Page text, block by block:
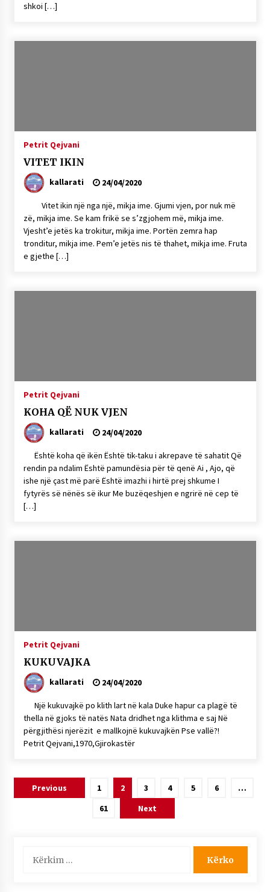
shkoi […]
Petrit Qejvani
VITET IKIN
kallarati 24/04/2020
Vitet ikin një nga një, mikja ime. Gjumi vjen, por nuk më
zë, mikja ime. Se kam frikë se s’zgjohem më, mikja ime.
Vjesht’e jetës ka trokitur, mikja ime. Portën zemra hap
tronditur, mikja ime. Pem’e jetës nis të thahet, mikja ime. Fruta
e gjethe […]
Petrit Qejvani
KOHA QË NUK VJEN
kallarati 24/04/2020
Është koha që ikën Është tik-taku i akrepave të sahatit Që
rendin pa ndalim Është pamundësia për të qenë Ai , Ajo, që
ishe një çast më parë Është imazhi i hirtë prej shkume I
fytyrës së nënës së ikur Me buzëqeshjen e ngrirë në cep të
[…]
Petrit Qejvani
KUKUVAJKA
kallarati 24/04/2020
Një kukuvajkë po klith lart në kala Duke hapur ca plagë të
thella në gjoks të natës Nata dridhet nga klithma e saj Në
përgjithësi njerëzit e mallkojnë kukuvajkën Pse vallë?!
Petrit Qejvani,1970,Gjirokastër
Lëvizje
Previous 1 2 3 4 5 6
…
61
Next
për: